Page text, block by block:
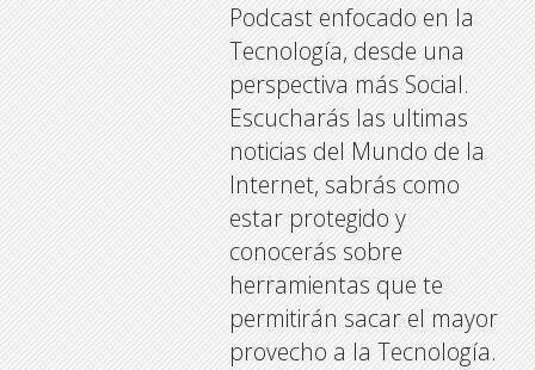
Podcast enfocado en la
Tecnología, desde una
perspectiva más Social.
Escucharás las ultimas
noticias del Mundo de la
Internet, sabrás como
estar protegido y
conocerás sobre
herramientas que te
permitirán sacar el mayor
provecho a la Tecnología.